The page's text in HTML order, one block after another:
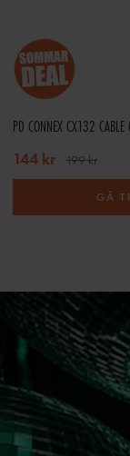
PD CONNEX CX132
144 kr
199 kr
GÅ